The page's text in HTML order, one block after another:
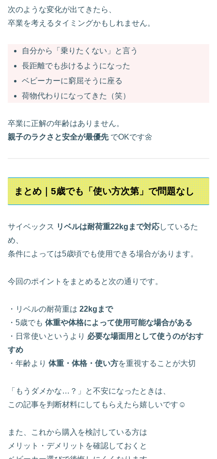
次のような変化が出てきたら、
卒業を考えるタイミングかもしれません。
自分から「乗りたくない」と言う
長距離でも歩けるようになった
ベビーカーに窮屈そうに座る
荷物代わりになってきた（笑）
卒業に正解の年齢はありません。
親子のラクさと安全が最優先でOKです🌼
まとめ｜5歳でも「使い方次第」で問題なし
サイベックス リベルは耐荷重22kgまで対応しているた
め、
条件によっては5歳頃でも使用できる場合があります。
今回のポイントをまとめると次の通りです。
・リベルの耐荷重は 22kgまで
・5歳でも 体重や体格によって使用可能な場合がある
・日常使いというより 必要な場面用として使うのがおす
すめ
・年齢より 体重・体格・使い方を重視することが大切
「もうダメかな…？」と不安になったときは、
この記事を判断材料にしてもらえたら嬉しいです☺️
また、これから購入を検討している方は
メリット・デメリットを確認しておくと